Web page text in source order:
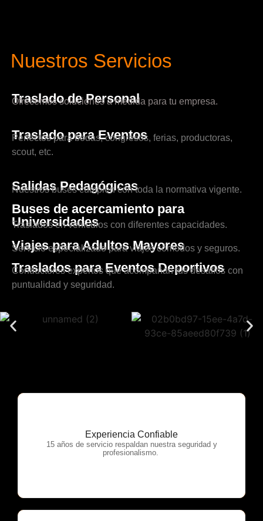
Nuestros Servicios
Traslado de Personal
Ofrecemos soluciones a medida para tu empresa.
Traslado para Eventos
Perfectos para bodas, congresos, ferias, productoras,
scout, etc.
Salidas Pedagógicas
Nuestros buses cumplen con toda la normativa vigente.
Buses de acercamiento para
Universidades
Traslados en vehículos con diferentes capacidades.
Viajes para Adultos Mayores
Servicio especializado para viajes cómodos y seguros.
Traslados para Eventos Deportivos
Conductores expertos que acompañan tus desafíos con
puntualidad y seguridad.
Experiencia Confiable
15 años de servicio respaldan nuestra seguridad y
profesionalismo.
OTP Servicios